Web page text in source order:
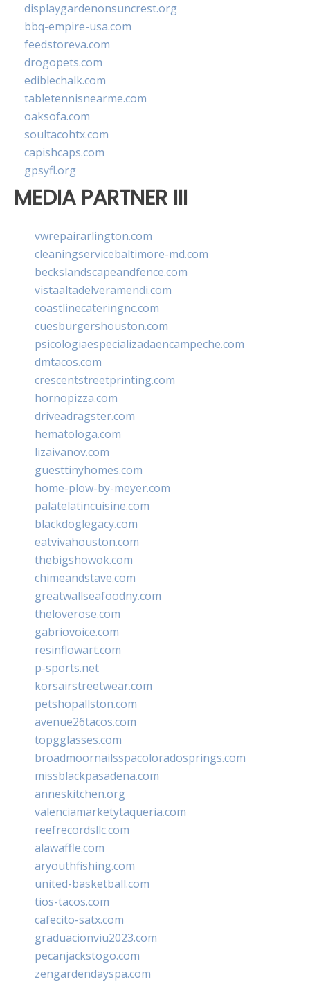
displaygardenonsuncrest.org
bbq-empire-usa.com
feedstoreva.com
drogopets.com
ediblechalk.com
tabletennisnearme.com
oaksofa.com
soultacohtx.com
capishcaps.com
gpsyfl.org
MEDIA PARTNER III
vwrepairarlington.com
cleaningservicebaltimore-md.com
beckslandscapeandfence.com
vistaaltadelveramendi.com
coastlinecateringnc.com
cuesburgershouston.com
psicologiaespecializadaencampeche.com
dmtacos.com
crescentstreetprinting.com
hornopizza.com
driveadragster.com
hematologa.com
lizaivanov.com
guesttinyhomes.com
home-plow-by-meyer.com
palatelatincuisine.com
blackdoglegacy.com
eatvivahouston.com
thebigshowok.com
chimeandstave.com
greatwallseafoodny.com
theloverose.com
gabriovoice.com
resinflowart.com
p-sports.net
korsairstreetwear.com
petshopallston.com
avenue26tacos.com
topgglasses.com
broadmoornailsspacoloradosprings.com
missblackpasadena.com
anneskitchen.org
valenciamarketytaqueria.com
reefrecordsllc.com
alawaffle.com
aryouthfishing.com
united-basketball.com
tios-tacos.com
cafecito-satx.com
graduacionviu2023.com
pecanjackstogo.com
zengardendayspa.com